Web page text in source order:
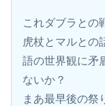
これダブラとの
虎杖とマルとの
語の世界観に矛
ないか？
まあ最早後の祭